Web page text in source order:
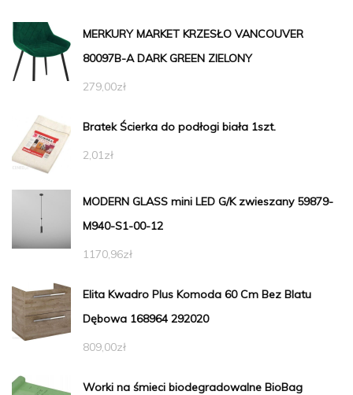
MERKURY MARKET KRZESŁO VANCOUVER
80097B-A DARK GREEN ZIELONY
279,00zł
Bratek Ścierka do podłogi biała 1szt.
2,01zł
MODERN GLASS mini LED G/K zwieszany 59879-
M940-S1-00-12
1170,96zł
Elita Kwadro Plus Komoda 60 Cm Bez Blatu
Dębowa 168964 292020
809,00zł
Worki na śmieci biodegradowalne BioBag